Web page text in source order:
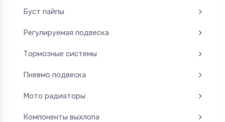
Буст пайпы
Регулируемая подвеска
Тормозные системы
Пневмо подвеска
Мото радиаторы
Компоненты выхлопа